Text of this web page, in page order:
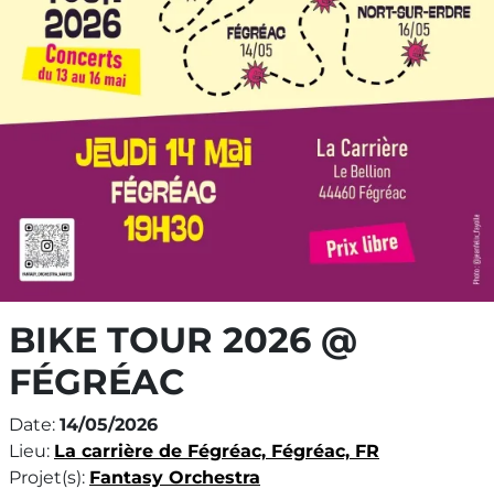
BIKE TOUR 2026 @
FÉGRÉAC
Date: 14/05/2026
Lieu: La carrière de Fégréac, Fégréac, FR
Projet(s): Fantasy Orchestra